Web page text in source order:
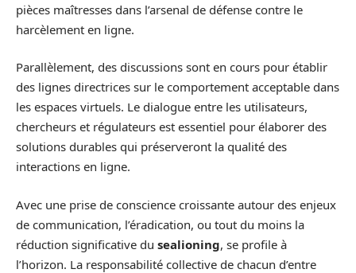
pièces maîtresses dans l’arsenal de défense contre le
harcèlement en ligne.
Parallèlement, des discussions sont en cours pour établir
des lignes directrices sur le comportement acceptable dans
les espaces virtuels. Le dialogue entre les utilisateurs,
chercheurs et régulateurs est essentiel pour élaborer des
solutions durables qui préserveront la qualité des
interactions en ligne.
Avec une prise de conscience croissante autour des enjeux
de communication, l’éradication, ou tout du moins la
réduction significative du sealioning, se profile à
l’horizon. La responsabilité collective de chacun d’entre